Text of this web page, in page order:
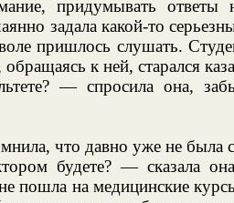
придумывать
задала какой-то
пришлось слушать.
к ней, старался
— спросила она,
что давно уже не была
будете? — сказала
пошла на медицинские